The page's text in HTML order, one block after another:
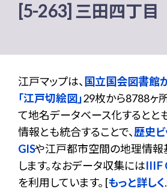
[5-263] 三田四丁目
江戸マップは、 国立国会図書館
「江戸切絵図」29枚から8788ヶ
て地名データベース化するとと
情報とも統合することで、歴史ビ
GISや江戸都市空間の地理情報
します。なおデータ収集にはIIIF
を利用しています。 [もっと詳しく